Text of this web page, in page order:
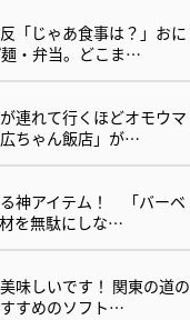
「じゃあ食事は？」おに
・弁当。どこま…
連れて行くほどオモウマ
ちゃん飯店」が…
神アイテム！ 「バーベ
を無駄にしな…
味しいです！ 関東の道の
すめのソフト…